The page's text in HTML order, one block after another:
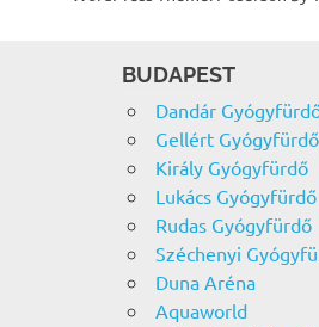
BUDAPEST
Dandár
Gellért Gyógyfürdő
Király Gyógyfürdő
Lukács Gyógyfürdő
Rudas Gyógyfürdő
Széchenyi
Duna Aréna
Aquaworld